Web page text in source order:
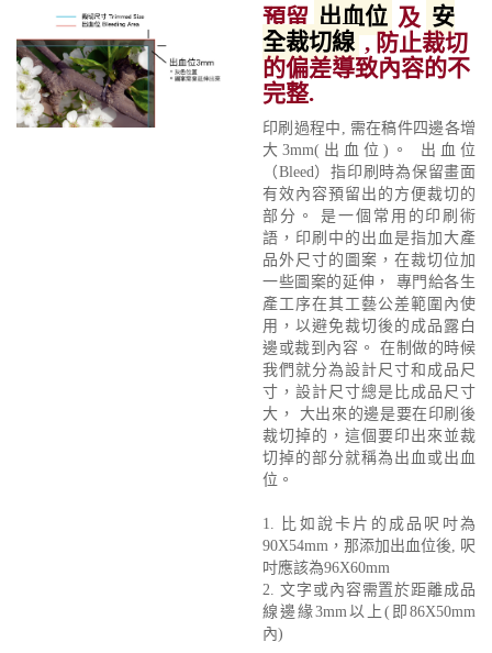
預留 出血位 及 安
全裁切線, 防止裁切
的偏差導致內容的不
完整.
印刷過程中, 需在稿件四邊各增
大3mm(出血位)。 出血位
（Bleed）指印刷時為保留畫面
有效內容預留出的方便裁切的
部分。 是一個常用的印刷術
語，印刷中的出血是指加大產
品外尺寸的圖案，在裁切位加
一些圖案的延伸， 專門給各生
產工序在其工藝公差範圍內使
用，以避免裁切後的成品露白
邊或裁到內容。 在制做的時候
我們就分為設計尺寸和成品尺
寸，設計尺寸總是比成品尺寸
大， 大出來的邊是要在印刷後
裁切掉的，這個要印出來並裁
切掉的部分就稱為出血或出血
位。
1. 比如說卡片的成品呎吋為
90X54mm，那添加出血位後, 呎
吋應該為96X60mm
2. 文字或內容需置於距離成品
線邊緣3mm以上(即86X50mm
內)